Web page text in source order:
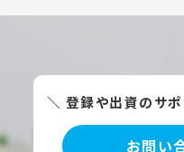
＼ 登録や出資のサポ
お問い